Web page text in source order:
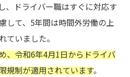
、ドライバー職はすぐに対応す
して、5年間は時間外労働の上
ていました。
、令和6年4月1日からドライバ
規制が適用されています。